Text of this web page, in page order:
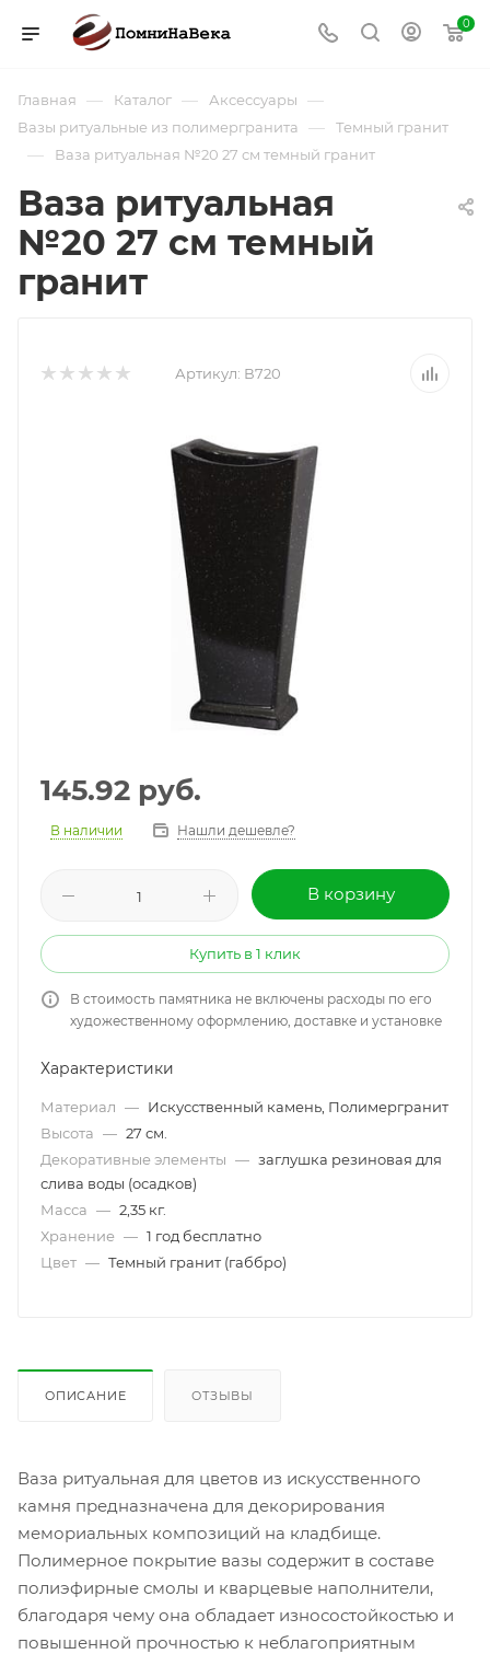
0
Главная — Каталог — Аксессуары —
Вазы ритуальные из полимергранита — Темный гранит
— Ваза ритуальная №20 27 см темный гранит
Ваза ритуальная
№20 27 см темный
гранит
Артикул: В720
145.92 руб.
В наличии Нашли дешевле?
В корзину
Купить в 1 клик
В стоимость памятника не включены расходы по его
художественному оформлению, доставке и установке
Характеристики
Материал — Искусственный камень, Полимергранит
Высота — 27 см.
Декоративные элементы — заглушка резиновая для
слива воды (осадков)
Масса — 2,35 кг.
Хранение — 1 год бесплатно
Цвет — Темный гранит (габбро)
ОПИСАНИЕ ОТЗЫВЫ
Ваза ритуальная для цветов из искусственного
камня предназначена для декорирования
мемориальных композиций на кладбище.
Полимерное покрытие вазы содержит в составе
полиэфирные смолы и кварцевые наполнители,
благодаря чему она обладает износостойкостью и
повышенной прочностью к неблагоприятным